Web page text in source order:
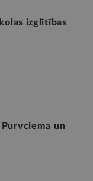
izglītības
un